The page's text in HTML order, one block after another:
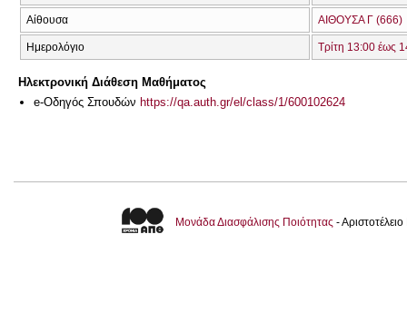
Αίθουσα ΑΙΘΟΥΣΑ Γ (666)
Ημερολόγιο Τρίτη 13:00 έως
Ηλεκτρονική Διάθεση Μαθήματος
e-Οδηγός Σπουδών https://qa.auth.gr/el/class/1/600102624
Μονάδα Διασφάλισης Ποιότητας -